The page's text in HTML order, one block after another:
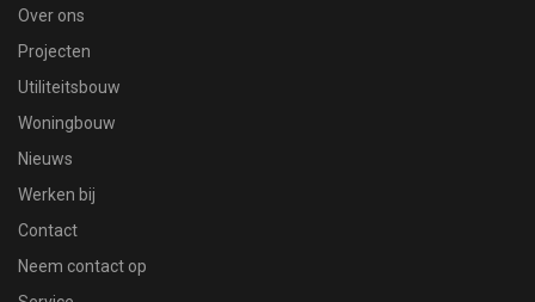
Over ons
Projecten
Utiliteitsbouw
Woningbouw
Nieuws
Werken bij
Contact
Neem contact op